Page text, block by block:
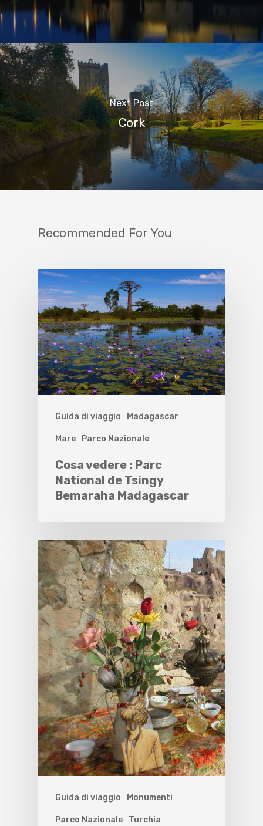
Next Post
Cork
Recommended For You
Guida di viaggio Madagascar
Mare Parco Nazionale
Cosa vedere : Parc
National de Tsingy
Bemaraha Madagascar
Guida di viaggio Monumenti
Parco Nazionale Turchia